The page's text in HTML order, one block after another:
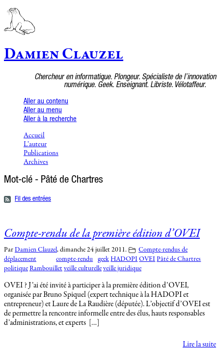
Damien Clauzel
Chercheur en informatique. Plongeur. Spécialiste de l’innovation
numérique. Geek. Enseignant. Libriste. Vélotaffeur.
Aller au contenu
Aller au menu
Aller à la recherche
Accueil
L’auteur
Publications
Archives
Mot-clé - Pâté de Chartres
Fil des entrées
Compte-rendu de la première édition d’OVEI
Par Damien Clauzel, dimanche 24 juillet 2011.
Compte-rendus de
déplacement
compte-rendu geek HADOPI OVEI Pâté de Chartres
politique Rambouillet veille culturelle veille juridique
OVEI ? J’ai été invité à participer à la première édition d’OVEI,
organisée par Bruno Spiquel (expert technique à la HADOPI et
entrepreneur) et Laure de La Raudière (députée). L’objectif d’OVEI est
de permettre la rencontre informelle entre des élus, hauts responsables
d’administrations, et experts […]
Lire la suite